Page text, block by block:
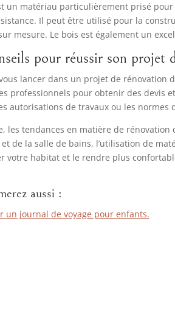
un matériau particulièrement prisé pour
Il peut être utilisé pour la
mesure. Le bois est également un
pour réussir son projet
lancer dans un projet de rénovation
professionnels pour obtenir des devis
autorisations de travaux ou les normes
les tendances en matière de
de la salle de bains, l’utilisation de
votre habitat et le rendre plus
aussi :
un journal de voyage pour enfants.